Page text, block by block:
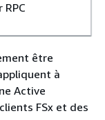
RPC
être
à
Active
FSx et des